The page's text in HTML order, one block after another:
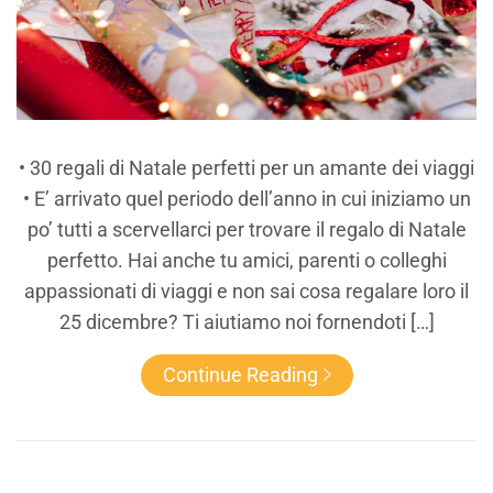
• 30 regali di Natale perfetti per un amante dei viaggi
• E’ arrivato quel periodo dell’anno in cui iniziamo un
po’ tutti a scervellarci per trovare il regalo di Natale
perfetto. Hai anche tu amici, parenti o colleghi
appassionati di viaggi e non sai cosa regalare loro il
25 dicembre? Ti aiutiamo noi fornendoti […]
Continue Reading